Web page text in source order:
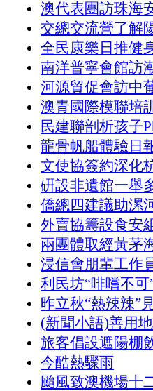
澳代表團訪珠海
交總交流營了解
全民康樂日推健
南洋普寧會館訪
河源貿促會訪中
澳青國際模聯培
民建聯剖析孩子
龍骨帆船體驗日
文使協簽約深化
硏設非遺館一舉
僑總四建議助漯
外賣協籌設食安
兩團體取經黃茅
浸信會朋輩工作
利民坊“啡嚐不
昨立秋“熱辣辣”
(新聞小語)善用
旅客倡設遮陽棚
今酷熱驟雨
颱風致澳機場十